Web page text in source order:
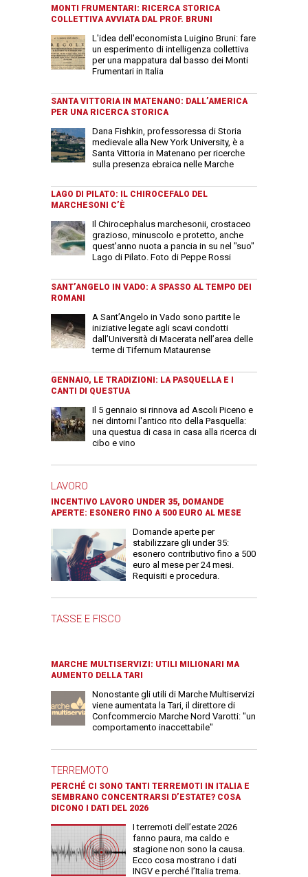
MONTI FRUMENTARI: RICERCA STORICA
COLLETTIVA AVVIATA DAL PROF. BRUNI
L'idea dell'economista Luigino Bruni: fare
un esperimento di intelligenza collettiva
per una mappatura dal basso dei Monti
Frumentari in Italia
SANTA VITTORIA IN MATENANO: DALL’AMERICA
PER UNA RICERCA STORICA
Dana Fishkin, professoressa di Storia
medievale alla New York University, è a
Santa Vittoria in Matenano per ricerche
sulla presenza ebraica nelle Marche
LAGO DI PILATO: IL CHIROCEFALO DEL
MARCHESONI C’È
Il Chirocephalus marchesonii, crostaceo
grazioso, minuscolo e protetto, anche
quest'anno nuota a pancia in su nel "suo"
Lago di Pilato. Foto di Peppe Rossi
SANT’ANGELO IN VADO: A SPASSO AL TEMPO DEI
ROMANI
A Sant’Angelo in Vado sono partite le
iniziative legate agli scavi condotti
dall’Università di Macerata nell’area delle
terme di Tifernum Mataurense
GENNAIO, LE TRADIZIONI: LA PASQUELLA E I
CANTI DI QUESTUA
Il 5 gennaio si rinnova ad Ascoli Piceno e
nei dintorni l'antico rito della Pasquella:
una questua di casa in casa alla ricerca di
cibo e vino
LAVORO
INCENTIVO LAVORO UNDER 35, DOMANDE
APERTE: ESONERO FINO A 500 EURO AL MESE
Domande aperte per
stabilizzare gli under 35:
esonero contributivo fino a 500
euro al mese per 24 mesi.
Requisiti e procedura.
TASSE E FISCO
MARCHE MULTISERVIZI: UTILI MILIONARI MA
AUMENTO DELLA TARI
Nonostante gli utili di Marche Multiservizi
viene aumentata la Tari, il direttore di
Confcommercio Marche Nord Varotti: "un
comportamento inaccettabile"
TERREMOTO
PERCHÉ CI SONO TANTI TERREMOTI IN ITALIA E
SEMBRANO CONCENTRARSI D’ESTATE? COSA
DICONO I DATI DEL 2026
I terremoti dell’estate 2026
fanno paura, ma caldo e
stagione non sono la causa.
Ecco cosa mostrano i dati
INGV e perché l’Italia trema.